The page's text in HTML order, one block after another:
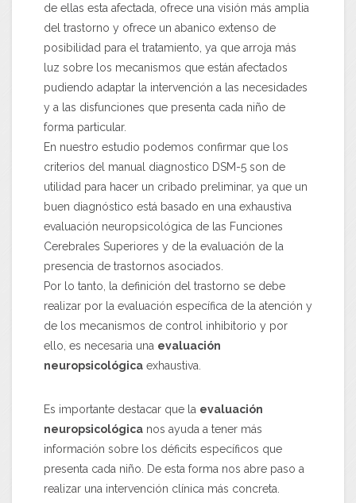
de ellas esta afectada, ofrece una visión más amplia
del trastorno y ofrece un abanico extenso de
posibilidad para el tratamiento, ya que arroja más
luz sobre los mecanismos que están afectados
pudiendo adaptar la intervención a las necesidades
y a las disfunciones que presenta cada niño de
forma particular.
En nuestro estudio podemos confirmar que los
criterios del manual diagnostico DSM-5 son de
utilidad para hacer un cribado preliminar, ya que un
buen diagnóstico está basado en una exhaustiva
evaluación neuropsicológica de las Funciones
Cerebrales Superiores y de la evaluación de la
presencia de trastornos asociados.
Por lo tanto, la definición del trastorno se debe
realizar por la evaluación específica de la atención y
de los mecanismos de control inhibitorio y por
ello, es necesaria una evaluación
neuropsicológica exhaustiva.
Es importante destacar que la evaluación
neuropsicológica nos ayuda a tener más
información sobre los déficits específicos que
presenta cada niño. De esta forma nos abre paso a
realizar una intervención clínica más concreta.